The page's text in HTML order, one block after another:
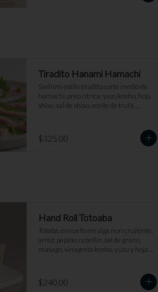
Tiradito Hanami Hamachi
Sashimi estilo tiradito corte medio de
hamachi, prep cítrica: yuzukosho, hoja
shiso, sal de shiso, aceite de trufa,
$325.00
Hand Roll Totoaba
Totaba, envuelto en alga nori crujiente,
arroz, pepino, cebollín, sal de grano,
masago, vinagreta kosho, yuzu y hoja
$240.00